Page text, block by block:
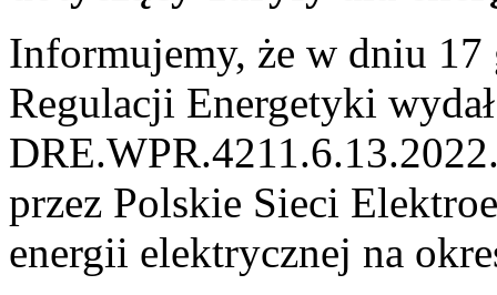
Informujemy, że w dniu 17
Regulacji Energetyki
przez Polskie Sieci
energii elektrycznej na